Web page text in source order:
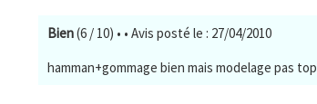
Bien(6 / 10) • • Avis posté le : 27/04/2010
hamman+gommage bien mais modelage pas top